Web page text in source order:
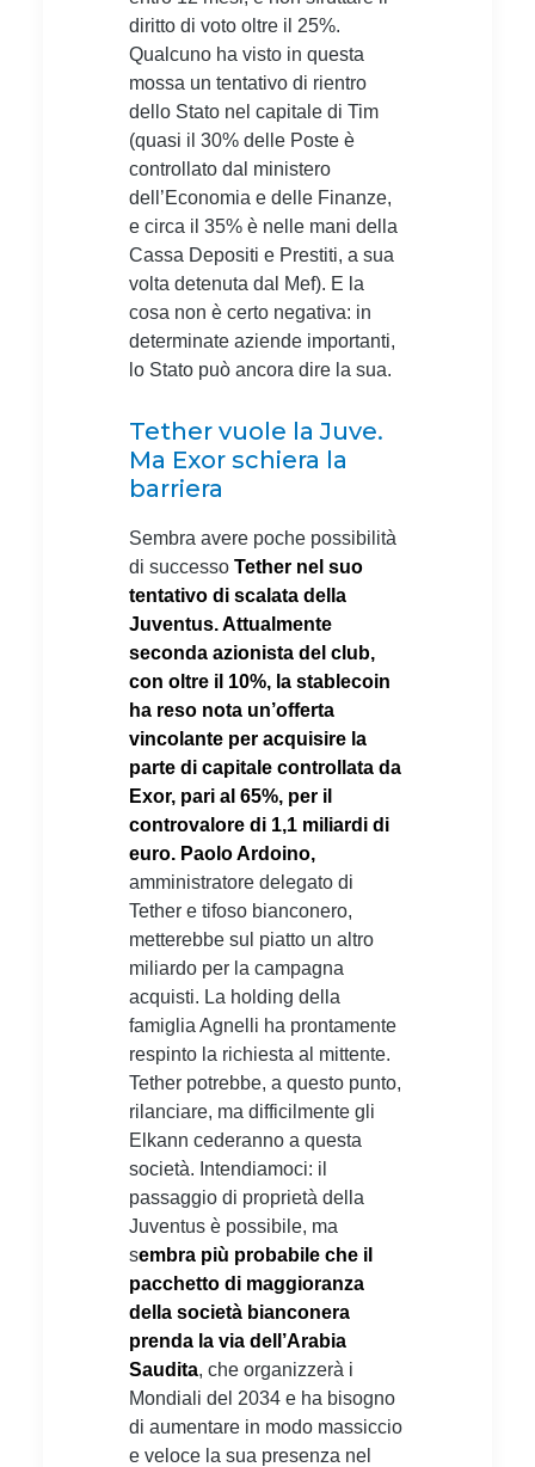
diritto di voto oltre il 25%.
Qualcuno ha visto in questa
mossa un tentativo di rientro
dello Stato nel capitale di Tim
(quasi il 30% delle Poste è
controllato dal ministero
dell’Economia e delle Finanze,
e circa il 35% è nelle mani della
Cassa Depositi e Prestiti, a sua
volta detenuta dal Mef). E la
cosa non è certo negativa: in
determinate aziende importanti,
lo Stato può ancora dire la sua.
Tether vuole la Juve.
Ma Exor schiera la
barriera
Sembra avere poche possibilità
di successo Tether nel suo
tentativo di scalata della
Juventus. Attualmente
seconda azionista del club,
con oltre il 10%, la stablecoin
ha reso nota un’offerta
vincolante per acquisire la
parte di capitale controllata da
Exor, pari al 65%, per il
controvalore di 1,1 miliardi di
euro. Paolo Ardoino,
amministratore delegato di
Tether e tifoso bianconero,
metterebbe sul piatto un altro
miliardo per la campagna
acquisti. La holding della
famiglia Agnelli ha prontamente
respinto la richiesta al mittente.
Tether potrebbe, a questo punto,
rilanciare, ma difficilmente gli
Elkann cederanno a questa
società. Intendiamoci: il
passaggio di proprietà della
Juventus è possibile, ma
sembra più probabile che il
pacchetto di maggioranza
della società bianconera
prenda la via dell’Arabia
Saudita, che organizzerà i
Mondiali del 2034 e ha bisogno
di aumentare in modo massiccio
e veloce la sua presenza nel